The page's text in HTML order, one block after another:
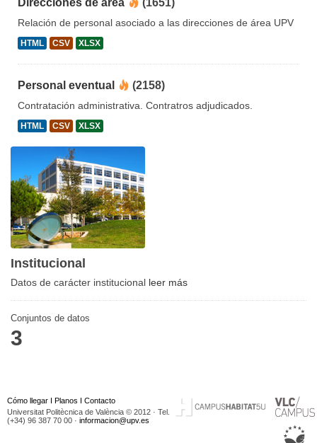
Direcciones de área (1651)
Relación de personal asociado a las direcciones de área UPV
HTML CSV XLSX
Personal eventual (2158)
Contratación administrativa. Contratros adjudicados.
HTML CSV XLSX
Institucional
Datos de carácter institucional leer más
Conjuntos de datos
3
Cómo llegar I Planos I Contacto
Universitat Politècnica de València © 2012 · Tel.
(+34) 96 387 70 00 · informacion@upv.es